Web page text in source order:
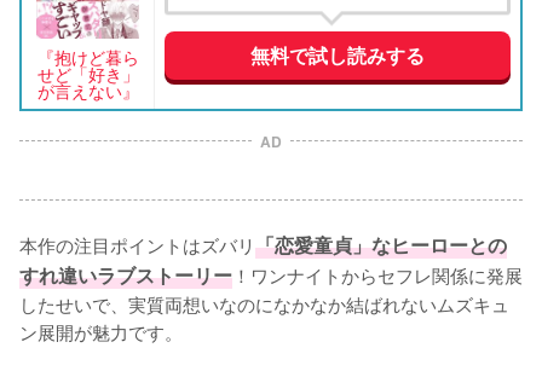
『抱けど暮ら
せど「好き」
が言えない』
無料で試し読みする
AD
本作の注目ポイントはズバリ「恋愛童貞」なヒーローとの
すれ違いラブストーリー ！ワンナイトからセフレ関係に発展
したせいで、実質両想いなのになかなか結ばれないムズキュ
ン展開が魅力です。